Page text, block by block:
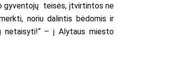
gyventojų teisės, įtvirtintos ne
noriu dalintis bėdomis ir
netaisyti!“ – į Alytaus miesto